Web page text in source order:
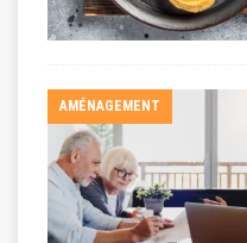
AMÉNAGEMENT